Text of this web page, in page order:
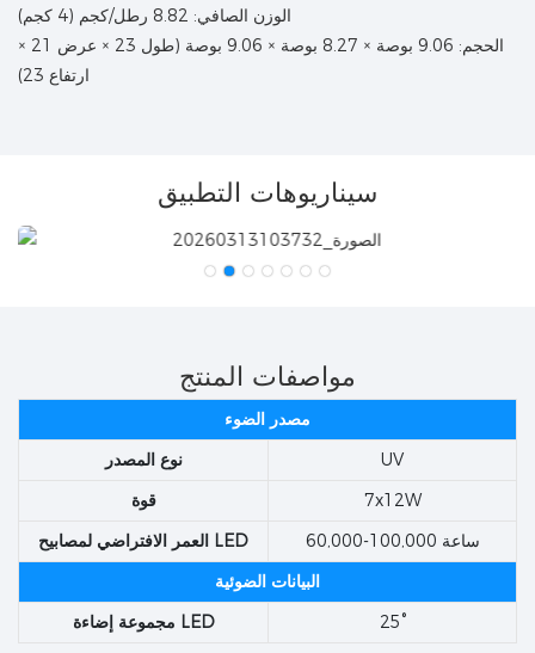
الوزن الصافي: 8.82 رطل/كجم (4 كجم)
الحجم: 9.06 بوصة × 8.27 بوصة × 9.06 بوصة (طول 23 × عرض 21 ×
ارتفاع 23)
سيناريوهات التطبيق
مواصفات المنتج
مصدر الضوء
نوع المصدر
UV
قوة
7x12W
العمر الافتراضي لمصابيح LED
60,000-100,000 ساعة
البيانات الضوئية
مجموعة إضاءة LED
25°